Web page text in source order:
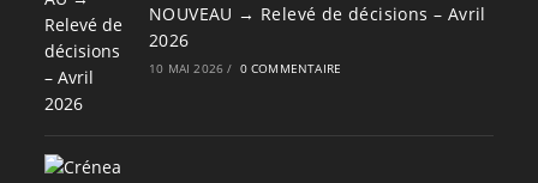
NOUVEAU → Relevé de décisions – Avril
2026
10 MAI 2026 / 0 COMMENTAIRE